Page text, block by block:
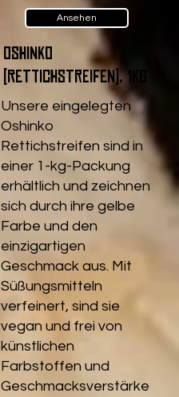
Ansehen
Oshinko
(Rettichstreifen), 1kg
Unsere eingelegten
Oshinko
Rettichstreifen sind in
einer 1-kg-Packung
erhältlich und zeichnen
sich durch ihre gelbe
Farbe und den
einzigartigen
Geschmack aus. Mit
Süßungsmitteln
verfeinert, sind sie
vegan und frei von
künstlichen
Farbstoffen und
Geschmacksverstärke